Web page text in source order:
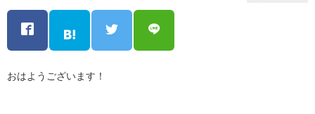
おはようございます！